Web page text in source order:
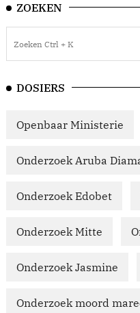
ZOEKEN
DOSIERS
Openbaar Ministerie
Onderzoek Aruba
Onderzoek Edobet
Onderzoek Mitte
Onderzoek Jasmine
Onderzoek moord